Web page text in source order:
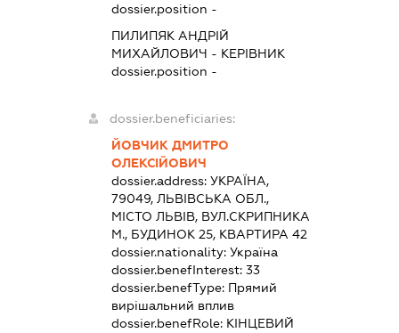
dossier.position -
ПИЛИПЯК АНДРІЙ
МИХАЙЛОВИЧ - КЕРІВНИК
dossier.position -
dossier.beneficiaries:
ЙОВЧИК ДМИТРО
ОЛЕКСІЙОВИЧ
dossier.address:УКРАЇНА,
79049, ЛЬВІВСЬКА ОБЛ.,
МІСТО ЛЬВІВ, ВУЛ.СКРИПНИКА
М., БУДИНОК 25, КВАРТИРА 42
dossier.nationality:Україна
dossier.benefInterest:33
dossier.benefType: Прямий
вирішальний вплив
dossier.benefRole: КІНЦЕВИЙ